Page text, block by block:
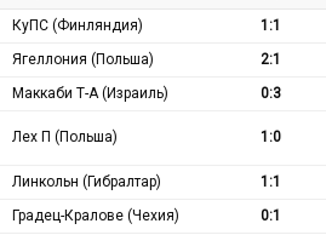
КуПС (Финляндия) 1:1
Ягеллония (Польша)
2:1
Маккаби Т-А (Израиль)
0:3
Лех П (Польша) 1:0
Линкольн (Гибралтар)
1:1
Градец-Кралове (Чехия)
0:1